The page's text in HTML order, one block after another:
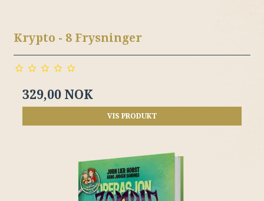
Krypto - 8 Frysninger
329,00 NOK
VIS PRODUKT